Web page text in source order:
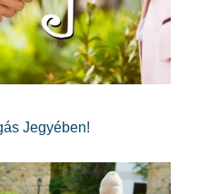
Jegyében!